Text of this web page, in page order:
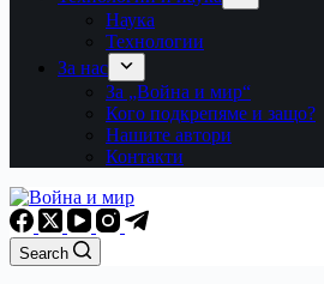
Наука
Технологии
За нас
За „Война и мир“
Кого подкрепяме и защо?
Нашите автори
Контакти
Search